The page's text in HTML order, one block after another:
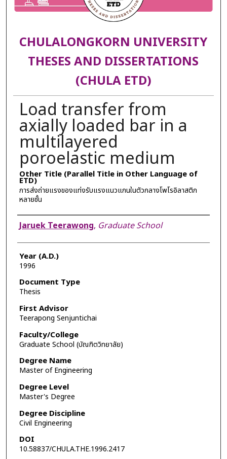
CHULALONGKORN UNIVERSITY
THESES AND DISSERTATIONS
(CHULA ETD)
Load transfer from
axially loaded bar in a
multilayered
poroelastic medium
Other Title (Parallel Title in Other Language of
ETD)
การส่งถ่ายแรงของแท่งรับแรงแนวแกนในตัวกลางโพโรอิลาสติก
หลายชั้น
Author
Jaruek Teerawong, Graduate School
Year (A.D.)
1996
Document Type
Thesis
First Advisor
Teerapong Senjuntichai
Faculty/College
Graduate School (บัณฑิตวิทยาลัย)
Degree Name
Master of Engineering
Degree Level
Master's Degree
Degree Discipline
Civil Engineering
DOI
10.58837/CHULA.THE.1996.2417